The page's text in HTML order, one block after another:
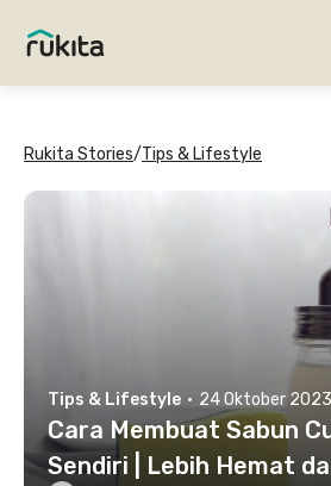
Rukita Stories/Tips & Lifestyle
Tips & Lifestyle · 24 Oktober 2023
Cara Membuat Sabun
Sendiri | Lebih Hemat